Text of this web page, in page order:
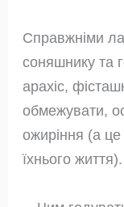
Справжніми
соняшнику та
арахіс,
обмежувати,
ожиріння (а
їхнього життя).